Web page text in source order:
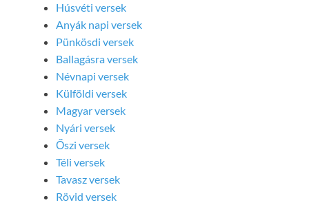
Húsvéti versek
Anyák napi versek
Pünkösdi versek
Ballagásra versek
Névnapi versek
Külföldi versek
Magyar versek
Nyári versek
Őszi versek
Téli versek
Tavasz versek
Rövid versek